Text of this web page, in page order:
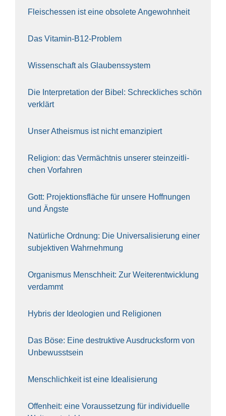
Fleisch­essen ist eine obso­le­te An‍ge‍wohn‍heit
Das Vit­amin-B12-Pro­blem
Wis­sen­schaft als Glau­bens­sys­tem
Die Inter­pre­ta­ti­on der Bibel: Schreck­li­ches schön
ver­klärt
Unser Athe­is­mus ist nicht eman­zi­piert
Reli­gi­on: das Ver­mächt­nis unse­rer stein­zeit­li­
chen Vor­fah­ren
Gott: Pro­jek­ti­ons­flä­che für unse­re Hoff­nun­gen
und Ängs­te
Natür­li­che Ord­nung: Die Uni­ver­sa­li­sie­rung einer
sub­jek­ti­ven Wahr­neh­mung
Orga­nis­mus Mensch­heit: Zur Wei­ter­ent­wick­lung
ver­dammt
Hybris der Ideo­lo­gien und Reli­gio­nen
Das Böse: Eine destruk­ti­ve Aus­drucks­form von
Unbe­wusst­sein
Mensch­lich­keit ist eine Idea­li­sie­rung
Offen­heit: eine Vor­aus­set­zung für indi­vi­du­el­le